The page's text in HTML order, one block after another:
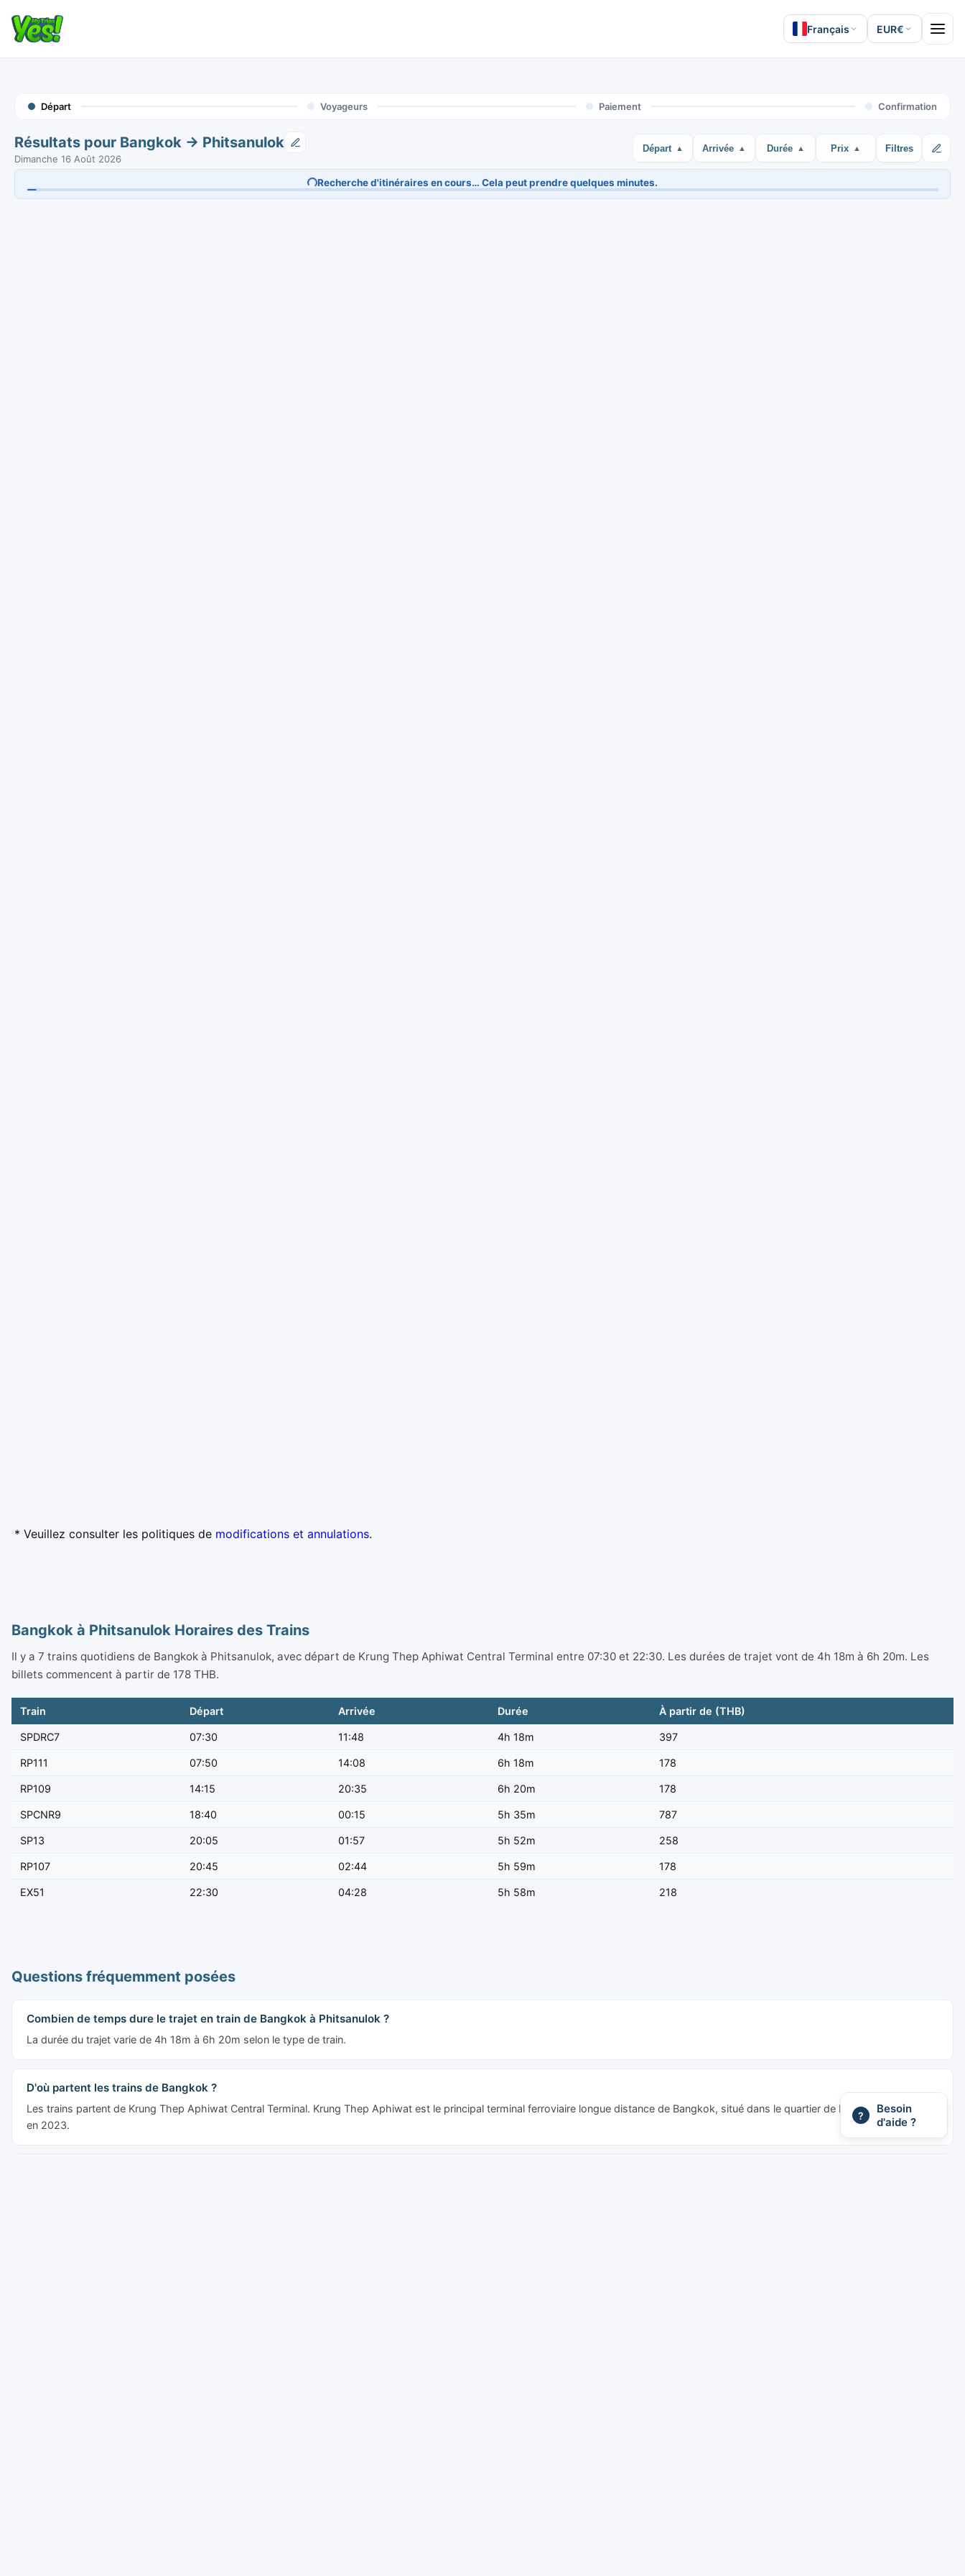
Français EUR€ Open
?
Besoin
d'aide ?
Départ Voyageurs Paiement Confirmation
Résultats pour Bangkok → Phitsanulok
Dimanche 16 Août 2026
Départ Arrivée Durée Prix Filtres
Recherche d'itinéraires en cours… Cela peut prendre quelques minutes.
* Veuillez consulter les politiques de modifications et annulations.
Bangkok à Phitsanulok Horaires des Trains
Il y a 7 trains quotidiens de Bangkok à Phitsanulok, avec départ de Krung Thep Aphiwat Central Terminal entre 07:30 et 22:30. Les durées de trajet vont de 4h 18m à 6h 20m. Les
billets commencent à partir de 178 THB.
Train Départ Arrivée Durée À partir de (THB)
SPDRC7 07:30 11:48 4h 18m 397
RP111 07:50 14:08 6h 18m 178
RP109 14:15 20:35 6h 20m 178
SPCNR9 18:40 00:15 5h 35m 787
SP13 20:05 01:57 5h 52m 258
RP107 20:45 02:44 5h 59m 178
EX51 22:30 04:28 5h 58m 218
Questions fréquemment posées
Combien de temps dure le trajet en train de Bangkok à Phitsanulok ?
La durée du trajet varie de 4h 18m à 6h 20m selon le type de train.
D'où partent les trains de Bangkok ?
Les trains partent de Krung Thep Aphiwat Central Terminal. Krung Thep Aphiwat est le principal terminal ferroviaire longue distance de Bangkok, situé dans le quartier de Bang Sue et ouvert
en 2023.